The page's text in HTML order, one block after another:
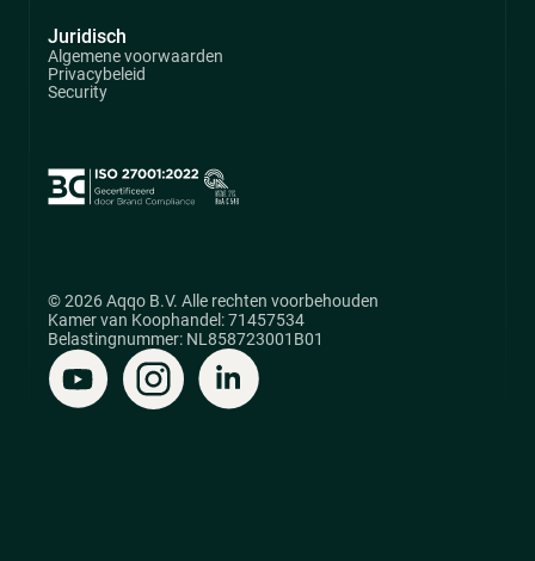
Juridisch
Algemene voorwaarden
Privacybeleid
Security
© 2026 Aqqo B.V. Alle rechten voorbehouden
Kamer van Koophandel: 71457534
Belastingnummer: NL858723001B01